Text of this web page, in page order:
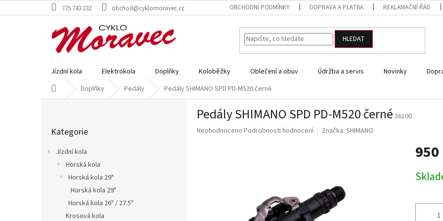
na
775 743 232 obchod@cyklomoravec.cz OBCHODNÍ PODMÍNKY DOPRAVA A PLATBA REKLAMAČNÍ ŘÁD
HLEDAT
Jízdní kola Elektrokola Doplňky Koloběžky Oblečení a obuv Údržba a servis Novinky
Domů Doplňky Pedály Pedály SHIMANO SPD PD-M520 černé
kategorie
Kategorie
Jízdní kola
Horská kola
Horská kola 29"
Horská kola 29"
Horská kola 26" / 27.5"
Krosová kola
Pedály SHIMANO SPD PD-M520 černé 36100
Průměrné
Neohodnoceno Podrobnosti hodnocení Značka: SHIMANO
950
cena: